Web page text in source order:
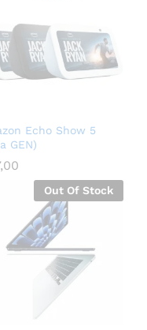
Echo Show 5
GEN)
Out Of Stock